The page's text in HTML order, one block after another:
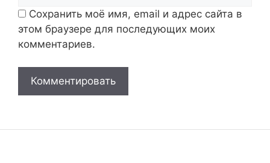
Сохранить моё имя, email и адрес сайта в
этом браузере для последующих моих
комментариев.